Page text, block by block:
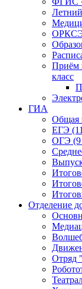
Приём
класс
ГИА
Общая
ЕГЭ
ОГЭ (9
Отделение
Отряд